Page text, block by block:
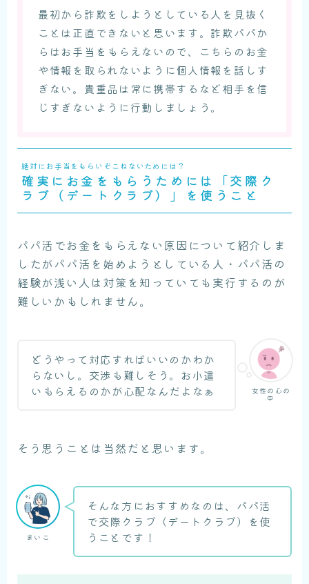
最初から詐欺をしようとしている人を見抜く
ことは正直できないと思います。詐欺パパか
らはお手当をもらえないので、こちらのお金
や情報を取られないように個人情報を話しす
ぎない。貴重品は常に携帯するなど相手を信
じすぎないように行動しましょう。
絶対にお手当をもらいぞこねないためには？
確実にお金をもらうためには「交際ク
ラブ（デートクラブ）」を使うこと
パパ活でお金をもらえない原因について紹介しま
したがパパ活を始めようとしている人・パパ活の
経験が浅い人は対策を知っていても実行するのが
難しいかもしれません。
女性の心の
中
どうやって対応すればいいのかわか
らないし。交渉も難しそう。お小遣
いもらえるのかが心配なんだよなぁ
そう思うことは当然だと思います。
まいこ
そんな方におすすめなのは、パパ活
で交際クラブ（デートクラブ）を使
うことです！